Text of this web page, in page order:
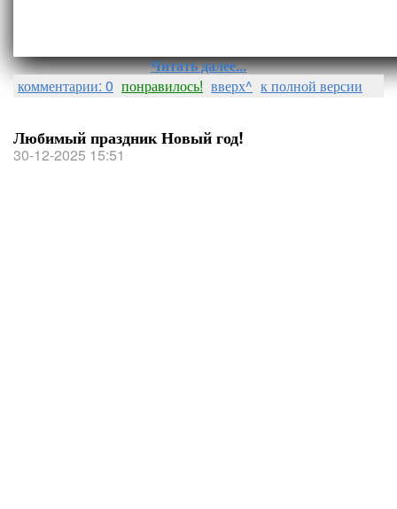
Читать далее...
комментарии: 0 понравилось! вверх^ к полной версии
Любимый праздник Новый год!
30-12-2025 15:51